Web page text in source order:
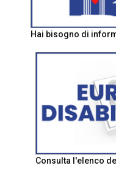
Hai bisogno di
Consulta l'elenco